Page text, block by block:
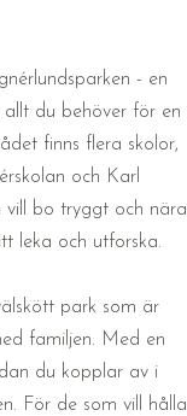
- en
du behöver för en
finns flera skolor,
och Karl
vill bo tryggt och nära
leka och utforska.
park som är
familjen. Med en
du kopplar av i
För de som vill hålla